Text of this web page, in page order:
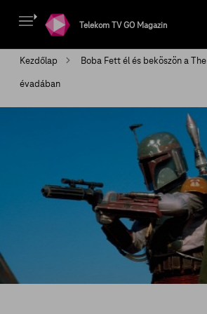
Telekom TV GO Magazin
Kezdőlap
Boba Fett él és beköszön a
évadában